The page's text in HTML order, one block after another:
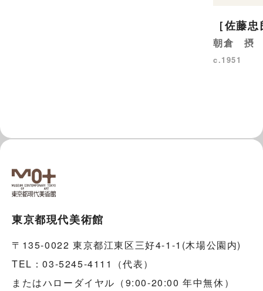
［佐藤
朝倉 摂
c.1951
東京都現代美術館
〒135-0022 東京都江東区三好4-1-1(木場公園内)
TEL：03-5245-4111（代表）
またはハローダイヤル（9:00-20:00 年中無休）